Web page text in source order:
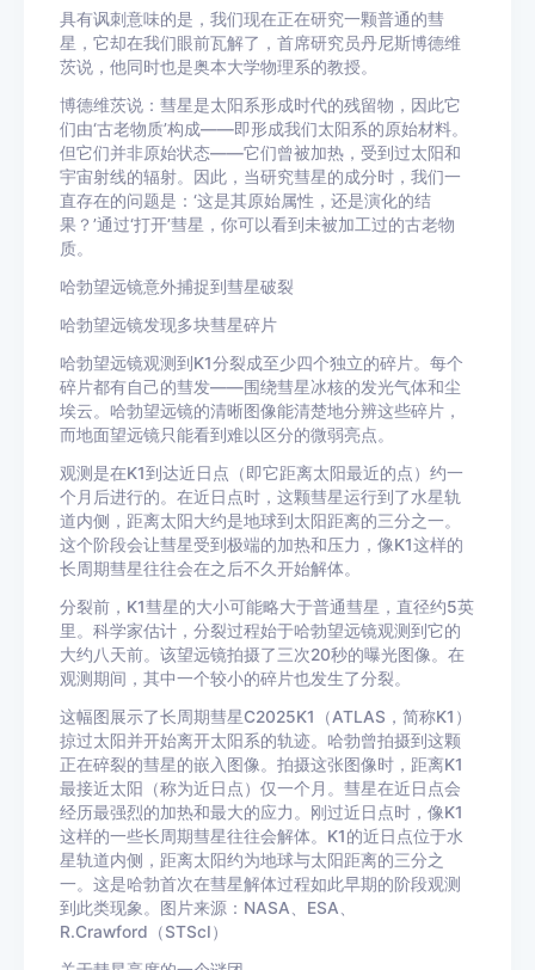
具有讽刺意味的是，我们现在正在研究一颗普通的彗
星，它却在我们眼前瓦解了，首席研究员丹尼斯博德维
茨说，他同时也是奥本大学物理系的教授。
博德维茨说：彗星是太阳系形成时代的残留物，因此它
们由‘古老物质’构成——即形成我们太阳系的原始材料。
但它们并非原始状态——它们曾被加热，受到过太阳和
宇宙射线的辐射。因此，当研究彗星的成分时，我们一
直存在的问题是：‘这是其原始属性，还是演化的结
果？’通过‘打开’彗星，你可以看到未被加工过的古老物
质。
哈勃望远镜意外捕捉到彗星破裂
哈勃望远镜发现多块彗星碎片
哈勃望远镜观测到K1分裂成至少四个独立的碎片。每个
碎片都有自己的彗发——围绕彗星冰核的发光气体和尘
埃云。哈勃望远镜的清晰图像能清楚地分辨这些碎片，
而地面望远镜只能看到难以区分的微弱亮点。
观测是在K1到达近日点（即它距离太阳最近的点）约一
个月后进行的。在近日点时，这颗彗星运行到了水星轨
道内侧，距离太阳大约是地球到太阳距离的三分之一。
这个阶段会让彗星受到极端的加热和压力，像K1这样的
长周期彗星往往会在之后不久开始解体。
分裂前，K1彗星的大小可能略大于普通彗星，直径约5英
里。科学家估计，分裂过程始于哈勃望远镜观测到它的
大约八天前。该望远镜拍摄了三次20秒的曝光图像。在
观测期间，其中一个较小的碎片也发生了分裂。
这幅图展示了长周期彗星C2025K1（ATLAS，简称K1）
掠过太阳并开始离开太阳系的轨迹。哈勃曾拍摄到这颗
正在碎裂的彗星的嵌入图像。拍摄这张图像时，距离K1
最接近太阳（称为近日点）仅一个月。彗星在近日点会
经历最强烈的加热和最大的应力。刚过近日点时，像K1
这样的一些长周期彗星往往会解体。K1的近日点位于水
星轨道内侧，距离太阳约为地球与太阳距离的三分之
一。这是哈勃首次在彗星解体过程如此早期的阶段观测
到此类现象。图片来源：NASA、ESA、
R.Crawford（STScI）